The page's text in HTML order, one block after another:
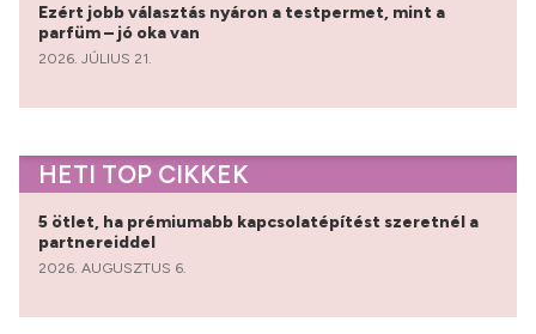
Ezért jobb választás nyáron a testpermet, mint a
parfüm – jó oka van
2026. JÚLIUS 21.
HETI TOP CIKKEK
5 ötlet, ha prémiumabb kapcsolatépítést szeretnél a
partnereiddel
2026. AUGUSZTUS 6.